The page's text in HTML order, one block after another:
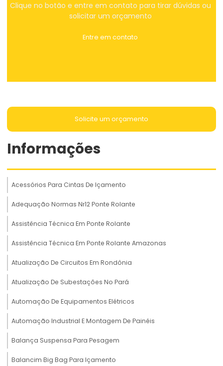
Clique no botão e entre em contato para tirar dúvidas ou
solicitar um orçamento
Entre em contato
Solicite um orçamento
Informações
Acessórios Para Cintas De Içamento
Adequação Normas Nr12 Ponte Rolante
Assistência Técnica Em Ponte Rolante
Assistência Técnica Em Ponte Rolante Amazonas
Atualização De Circuitos Em Rondônia
Atualização De Subestações No Pará
Automação De Equipamentos Elétricos
Automação Industrial E Montagem De Painéis
Balança Suspensa Para Pesagem
Balancim Big Bag Para Içamento